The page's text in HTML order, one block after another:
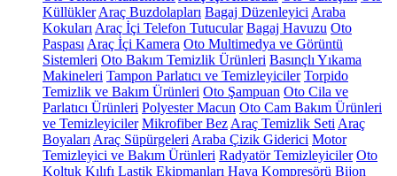
Küllükler Araç Buzdolapları Bagaj Düzenleyici Araba
Kokuları Araç İçi Telefon Tutucular Bagaj Havuzu Oto
Paspası Araç İçi Kamera Oto Multimedya ve Görüntü
Sistemleri Oto Bakım Temizlik Ürünleri Basınçlı Yıkama
Makineleri Tampon Parlatıcı ve Temizleyiciler Torpido
Temizlik ve Bakım Ürünleri Oto Şampuan Oto Cila ve
Parlatıcı Ürünleri Polyester Macun Oto Cam Bakım Ürünleri
ve Temizleyiciler Mikrofiber Bez Araç Temizlik Seti Araç
Boyaları Araç Süpürgeleri Araba Çizik Giderici Motor
Temizleyici ve Bakım Ürünleri Radyatör Temizleyiciler Oto
Koltuk Kılıfı Lastik Ekipmanları Hava Kompresörü Bijon